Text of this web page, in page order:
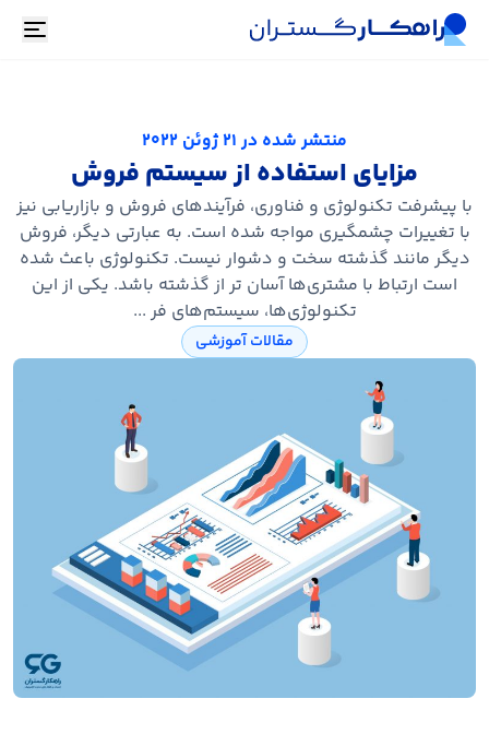
منتشر شده در21 ژوئن 2022
مزایای استفاده از سیستم فروش
با پیشرفت تکنولوژی و فناوری، فرآیندهای فروش و بازاریابی نیز
با تغییرات چشمگیری مواجه شده است. به عبارتی دیگر، فروش
دیگر مانند گذشته سخت و دشوار نیست. تکنولوژی باعث شده
است ارتباط با مشتری‌ها آسان تر از گذشته باشد. یکی از این
تکنولوژی‌ها، سیستم‌های فر ...
مقالات آموزشی